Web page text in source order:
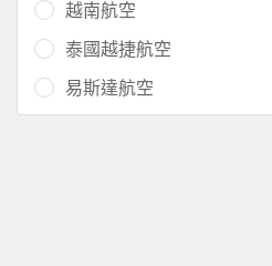
越南航空
泰國越捷航空
易斯達航空